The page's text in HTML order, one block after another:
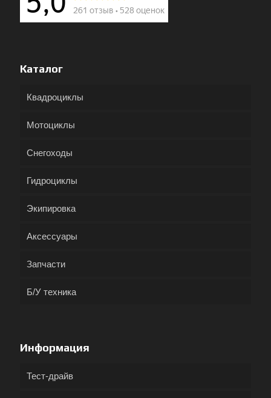
Каталог
Квадроциклы
Мотоциклы
Снегоходы
Гидроциклы
Экипировка
Аксессуары
Запчасти
Б/У техника
Информация
Тест-драйв